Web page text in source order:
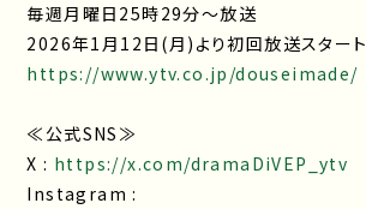
毎週月曜日25時29分～放送
2026年1月12日(月)より初回放送スタート
https://www.ytv.co.jp/douseimade/
≪公式SNS≫
X : https://x.com/dramaDiVEP_ytv
Instagram :